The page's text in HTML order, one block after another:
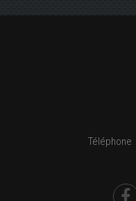
Téléphone